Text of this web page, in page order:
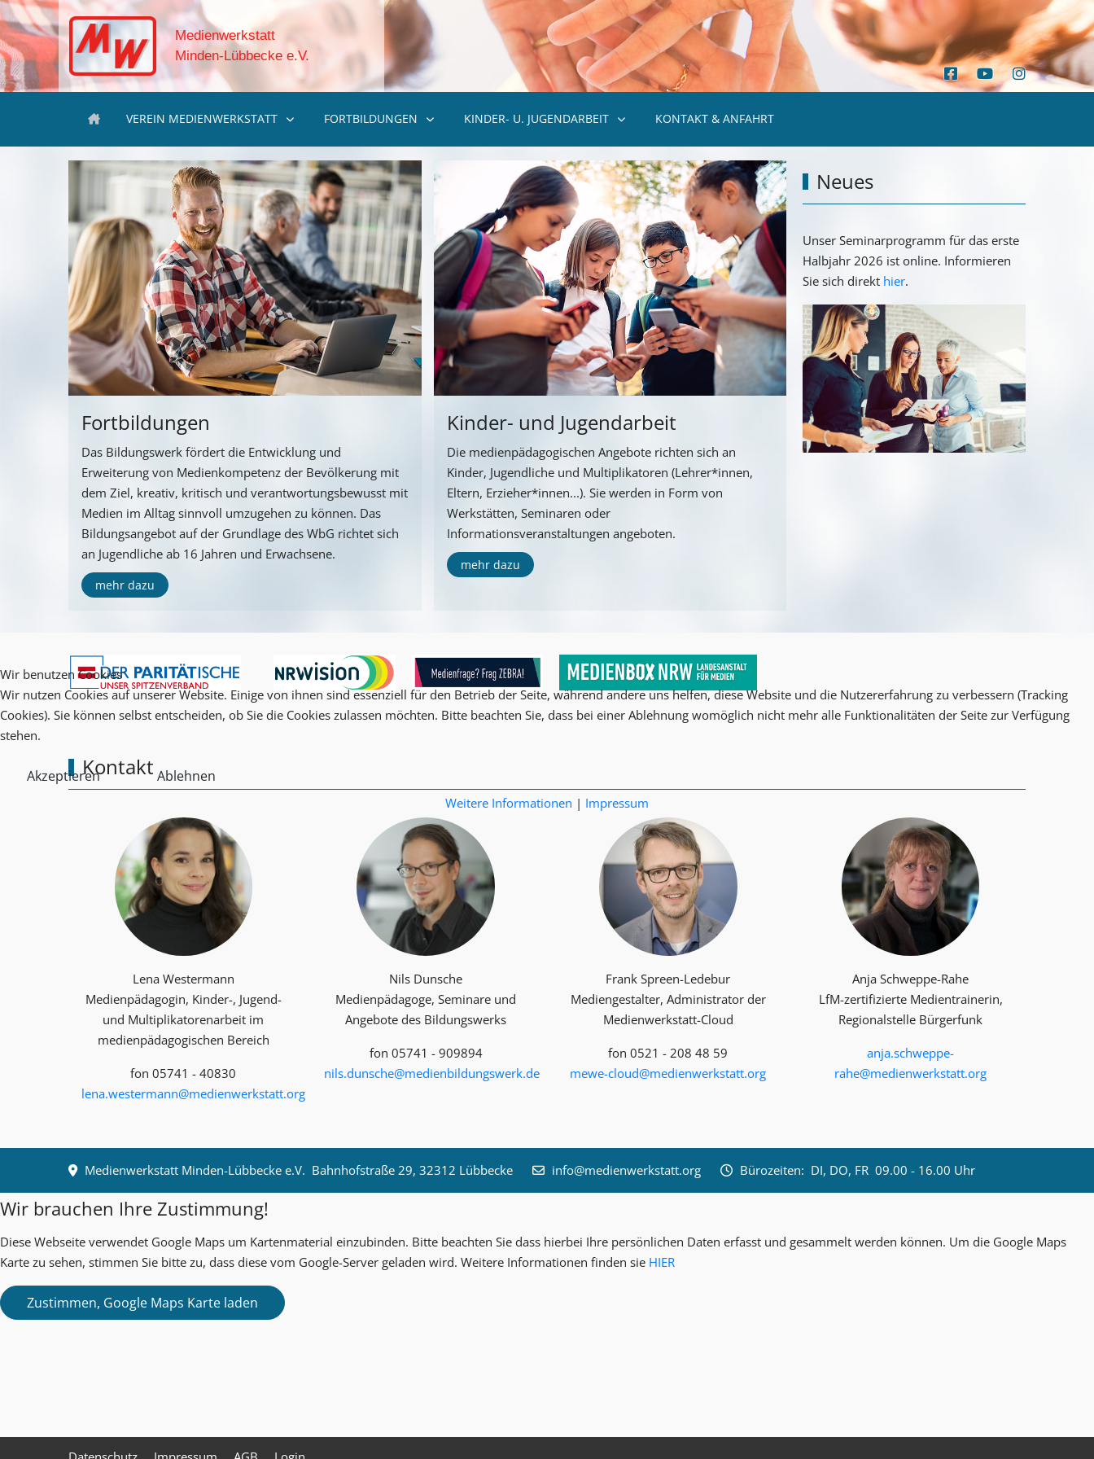
Medienwerkstatt
Minden-Lübbecke e.V.
VEREIN MEDIENWERKSTATT FORTBILDUNGEN KINDER- U. JUGENDARBEIT KONTAKT & ANFAHRT
Fortbildungen
Das Bildungswerk fördert die Entwicklung und
Erweiterung von Medienkompetenz der Bevölkerung mit
dem Ziel, kreativ, kritisch und verantwortungsbewusst mit
Medien im Alltag sinnvoll umzugehen zu können. Das
Bildungsangebot auf der Grundlage des WbG richtet sich
an Jugendliche ab 16 Jahren und Erwachsene.
mehr dazu
Kinder- und Jugendarbeit
Die medienpädagogischen Angebote richten sich an
Kinder, Jugendliche und Multiplikatoren (Lehrer*innen,
Eltern, Erzieher*innen...). Sie werden in Form von
Werkstätten, Seminaren oder
Informationsveranstaltungen angeboten.
mehr dazu
Neues
Unser Seminarprogramm für das erste
Halbjahr 2026 ist online. Informieren
Sie sich direkt hier.
Kontakt
Lena Westermann
Medienpädagogin, Kinder-, Jugend-
und Multiplika­toren­arbeit im
medienpädagogischen Bereich
fon 05741 - 40830
lena.westermann@medienwerkstatt.org
Nils Dunsche
Medienpädagoge, Seminare und
Angebote des Bildungswerks
fon 05741 - 909894
nils.dunsche@medienbildungswerk.de
Frank Spreen-Ledebur
Mediengestalter, Administrator der
Medienwerkstatt-Cloud
fon 0521 - 208 48 59
mewe-cloud@medienwerkstatt.org
Anja Schweppe-Rahe
LfM-zertifizierte Medientrainerin,
Regionalstelle Bürgerfunk
anja.schweppe-
rahe@medienwerkstatt.org
Medienwerkstatt Minden-Lübbecke e.V. Bahnhofstraße 29, 32312 Lübbecke info@medienwerkstatt.org Bürozeiten: DI, DO, FR 09.00 - 16.00 Uhr
Wir brauchen Ihre Zustimmung!
Diese Webseite verwendet Google Maps um Kartenmaterial einzubinden. Bitte beachten Sie dass hierbei Ihre persönlichen Daten erfasst und gesammelt werden können. Um die Google Maps
Karte zu sehen, stimmen Sie bitte zu, dass diese vom Google-Server geladen wird. Weitere Informationen finden sie HIER
Wir benutzen Cookies
Wir nutzen Cookies auf unserer Website. Einige von ihnen sind essenziell für den Betrieb der Seite, während andere uns helfen, diese Website und die Nutzererfahrung zu verbessern (Tracking
Cookies). Sie können selbst entscheiden, ob Sie die Cookies zulassen möchten. Bitte beachten Sie, dass bei einer Ablehnung womöglich nicht mehr alle Funktionalitäten der Seite zur Verfügung
stehen.
Akzeptieren Ablehnen
Weitere Informationen | Impressum